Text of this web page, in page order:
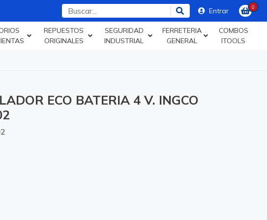
Entrar 0
REPUESTOS
ORIGINALES
SEGURIDAD
INDUSTRIAL
FERRETERIA
GENERAL
COMBOS
ITOOLS
ECO BATERIA 4 V. INGCO